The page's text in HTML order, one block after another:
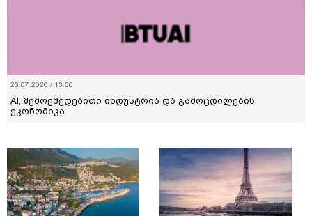
23.07.2026 / 13:50
AI, შემოქმედებითი ინდუსტრია და გამოცდილების
ეკონომიკა